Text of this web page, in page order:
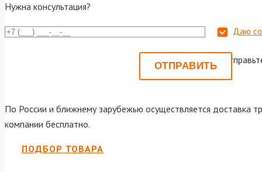
Нужна консультация?
Даю
Или
По России и ближнему зарубежью осуществляется доставка
компании бесплатно.
ПОДБОР ТОВАРА